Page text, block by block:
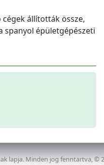
cégek állították össze,
spanyol épületgépészeti
lapja. Minden jog fenntartva, ©